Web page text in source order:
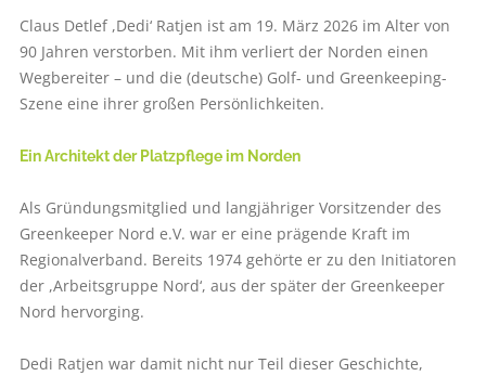
Claus Detlef ,Dedi‘ Ratjen ist am 19. März 2026 im Alter von
90 Jahren verstorben. Mit ihm verliert der Norden einen
Wegbereiter – und die (deutsche) Golf- und Greenkeeping-
Szene eine ihrer großen Persönlichkeiten.
Ein Architekt der Platzpflege im Norden
Als Gründungsmitglied und langjähriger Vorsitzender des
Greenkeeper Nord e.V. war er eine prägende Kraft im
Regionalverband. Bereits 1974 gehörte er zu den Initiatoren
der ,Arbeitsgruppe Nord‘, aus der später der Greenkeeper
Nord hervorging.
Dedi Ratjen war damit nicht nur Teil dieser Geschichte,